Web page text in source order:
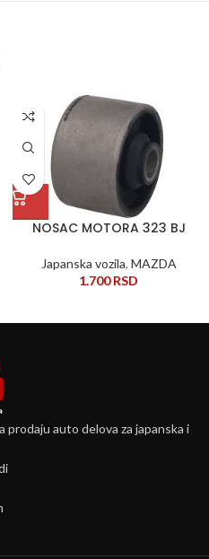
NOSAC MOTORA 323 BJ
Japanska vozila, MAZDA
1.700RSD
prodaju auto delova za japanska i